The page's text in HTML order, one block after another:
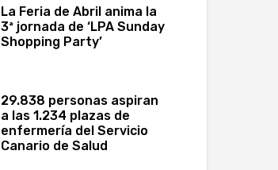
La Feria de Abril anima la
3ª jornada de ‘LPA Sunday
Shopping Party’
29.838 personas aspiran
a las 1.234 plazas de
enfermería del Servicio
Canario de Salud